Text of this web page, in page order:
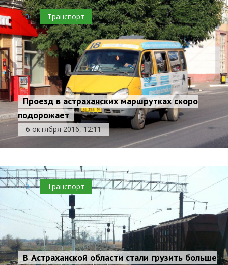
0 Транспорт
Проезд в астраханских маршрутках скоро
подорожает
6 октября 2016, 12:11
0 Транспорт
В Астраханской области стали грузить больше